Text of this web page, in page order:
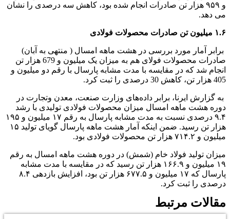
و ۹۵۹ هزار تن صادرات انجام شده بود، کاهش سه درصدی را نشان
می دهد.
۱.۶ میلیون تن صادرات محصولات فولادی
برابر آمار مورد بررسی در هشت ماهه امسال ( منتهی به آبان)
صادرات محصولات فولای هم به میزان یک میلیون و 679 هزار تن
انجام شد که در مقایسه با مدت مشابه پارسال با رقم دو میلیون و
405 هزار تن، کاهش 30 درصدی را ثبت کرد.
به گزارش ایرنا، برابر داده‌های وزارت صنعت، معدن وتجارت در
دوره هشت ماهه امسال میزان محصولات فولادی تولیدی با رشد
۹.۴ درصدی نسبت به مدت مشابه پارسال به رقم ۱۷ میلیون و ۱۹۵
هزار تن رسید. ضمن اینکه آمار هشت ماهه پارسال گویای تولید ۱۵
میلیون و ۷۱۴.۲ هزار تن محصولات فولادی بود.
میزان تولید فولاد خام (شمش) در دوره هشت ماهه امسال به رقم
۱۹ میلیون و ۱۶۶.۹ هزار تن رسید که در مقایسه با مدت مشابه
پارسال که ۱۷ میلیون و ۶۷۷.۵ هزار تن بود، افزایش بازدهی ۸.۴
درصدی را ثبت کرد.
مقالات مرتبط